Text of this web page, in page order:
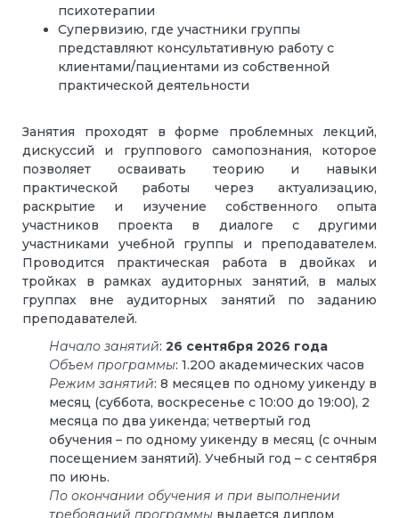
психотерапии
Супервизию, где участники группы
представляют консультативную работу с
клиентами/пациентами из собственной
практической деятельности
Занятия проходят в форме проблемных лекций,
дискуссий и группового самопознания, которое
позволяет осваивать теорию и навыки
практической работы через актуализацию,
раскрытие и изучение собственного опыта
участников проекта в диалоге с другими
участниками учебной группы и преподавателем.
Проводится практическая работа в двойках и
тройках в рамках аудиторных занятий, в малых
группах вне аудиторных занятий по заданию
преподавателей.
Начало занятий: 26 сентября 2026 года
Объем программы: 1.200 академических часов
Режим занятий: 8 месяцев по одному уикенду в
месяц (суббота, воскресенье с 10:00 до 19:00), 2
месяца по два уикенда; четвертый год
обучения – по одному уикенду в месяц (с очным
посещением занятий). Учебный год – с сентября
по июнь.
По окончании обучения и при выполнении
требований программы выдается диплом